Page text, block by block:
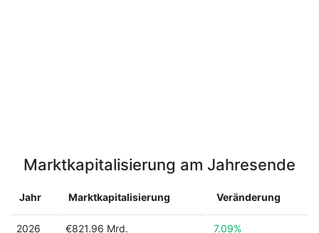
Marktkapitalisierung am Jahresende
Jahr Marktkapitalisierung Veränderung
2026 €821.96 Mrd. 7.09%